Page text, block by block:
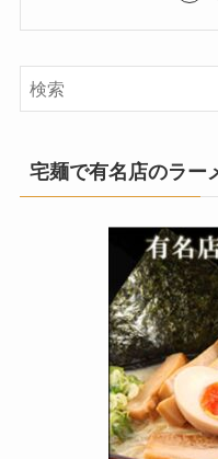
宅麺で有名店のラー